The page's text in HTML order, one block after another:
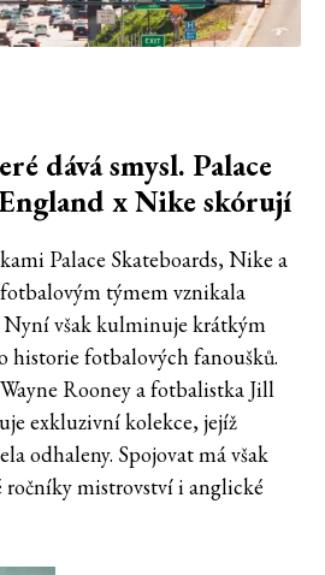
dává smysl. Palace
x Nike skórují
Palace Skateboards, Nike a
týmem vznikala
však kulminuje krátkým
historie fotbalových fanoušků.
Rooney a fotbalistka Jill
exkluzivní kolekce, jejíž
odhaleny. Spojovat má však
mistrovství i anglické